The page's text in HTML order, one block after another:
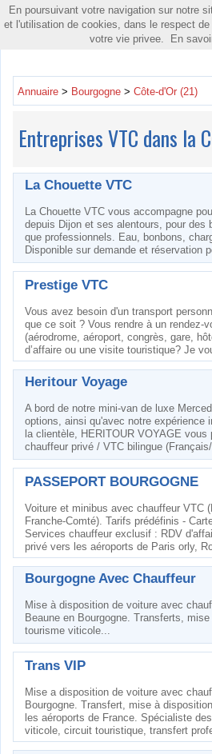
Annuaire > Bourgogne > Côte-d'Or (21)
Entreprises VTC dans la
La Chouette VTC
La Chouette VTC vous accompagne
depuis Dijon et ses alentours, pour des
que professionnels. Eau, bonbons,
Disponible sur demande et réservation
Prestige VTC
Vous avez besoin d'un transport
que ce soit ? Vous rendre à un rendez-
(aérodrome, aéroport, congrès, gare,
d’affaire ou une visite touristique? Je
Heritour Voyage
A bord de notre mini-van de luxe
options, ainsi qu'avec notre expérience
la clientèle, HERITOUR VOYAGE
chauffeur privé / VTC bilingue
PASSEPORT BOURGOGNE
Voiture et minibus avec chauffeur VTC
Franche-Comté). Tarifs prédéfinis -
Services chauffeur exclusif : RDV
privé vers les aéroports de Paris orly,
Bourgogne Avec Chauffeur
Mise à disposition de voiture avec
Beaune en Bourgogne. Transferts,
tourisme viticole...
Trans VIP
Mise a disposition de voiture avec
Bourgogne. Transfert, mise à
les aéroports de France. Spécialiste
viticole, circuit touristique, transfert
En poursuivant votre navigation sur notre
et l'utilisation de cookies, dans le respect
votre vie privee.
En